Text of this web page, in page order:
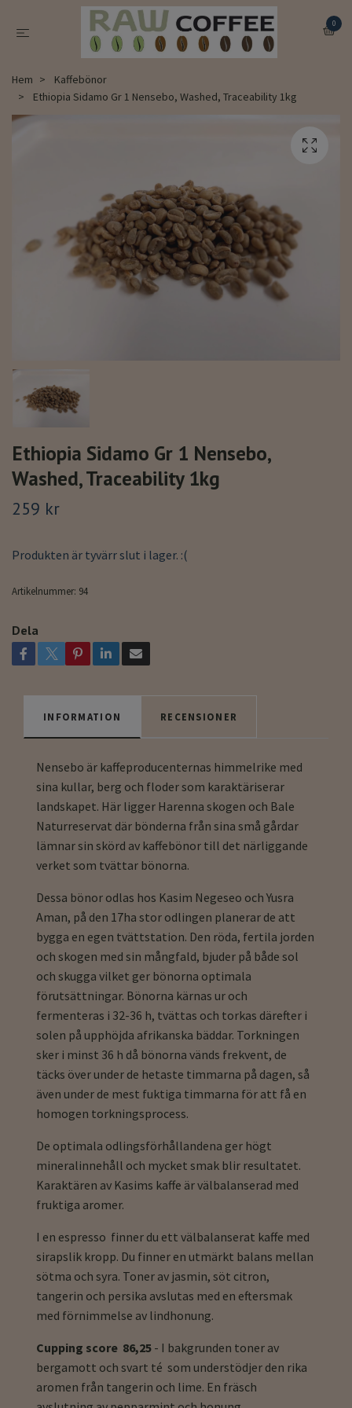
0
Hem
Kaffebönor
Ethiopia Sidamo Gr 1 Nensebo, Washed, Traceability 1kg
Ethiopia Sidamo Gr 1 Nensebo,
Washed, Traceability 1kg
259 kr
Produkten är tyvärr slut i lager. :(
Artikelnummer: 94
Dela
INFORMATION RECENSIONER
Nensebo är kaffeproducenternas himmelrike med
sina kullar, berg och floder som karaktäriserar
landskapet. Här ligger Harenna skogen och Bale
Naturreservat där bönderna från sina små gårdar
lämnar sin skörd av kaffebönor till det närliggande
verket som tvättar bönorna.
Dessa bönor odlas hos Kasim Negeseo och Yusra
Aman, på den 17ha stor odlingen planerar de att
bygga en egen tvättstation. Den röda, fertila jorden
och skogen med sin mångfald, bjuder på både sol
och skugga vilket ger bönorna optimala
förutsättningar. Bönorna kärnas ur och
fermenteras i 32-36 h, tvättas och torkas därefter i
solen på upphöjda afrikanska bäddar. Torkningen
sker i minst 36 h då bönorna vänds frekvent, de
täcks över under de hetaste timmarna på dagen, så
även under de mest fuktiga timmarna för att få en
homogen torkningsprocess.
De optimala odlingsförhållandena ger högt
mineralinnehåll och mycket smak blir resultatet.
Karaktären av Kasims kaffe är välbalanserad med
fruktiga aromer.
I en espresso finner du ett välbalanserat kaffe med
sirapslik kropp. Du finner en utmärkt balans mellan
sötma och syra. Toner av jasmin, söt citron,
tangerin och persika avslutas med en eftersmak
med förnimmelse av lindhonung.
Cupping score 86,25 - I bakgrunden toner av
bergamott och svart té som understödjer den rika
aromen från tangerin och lime. En fräsch